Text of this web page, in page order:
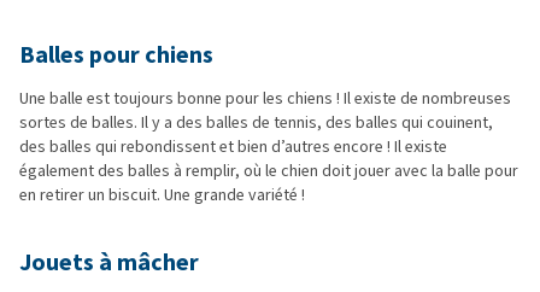
Balles pour chiens
Une balle est toujours bonne pour les chiens ! Il existe de nombreuses
sortes de balles. Il y a des balles de tennis, des balles qui couinent,
des balles qui rebondissent et bien d’autres encore ! Il existe
également des balles à remplir, où le chien doit jouer avec la balle pour
en retirer un biscuit. Une grande variété !
Jouets à mâcher